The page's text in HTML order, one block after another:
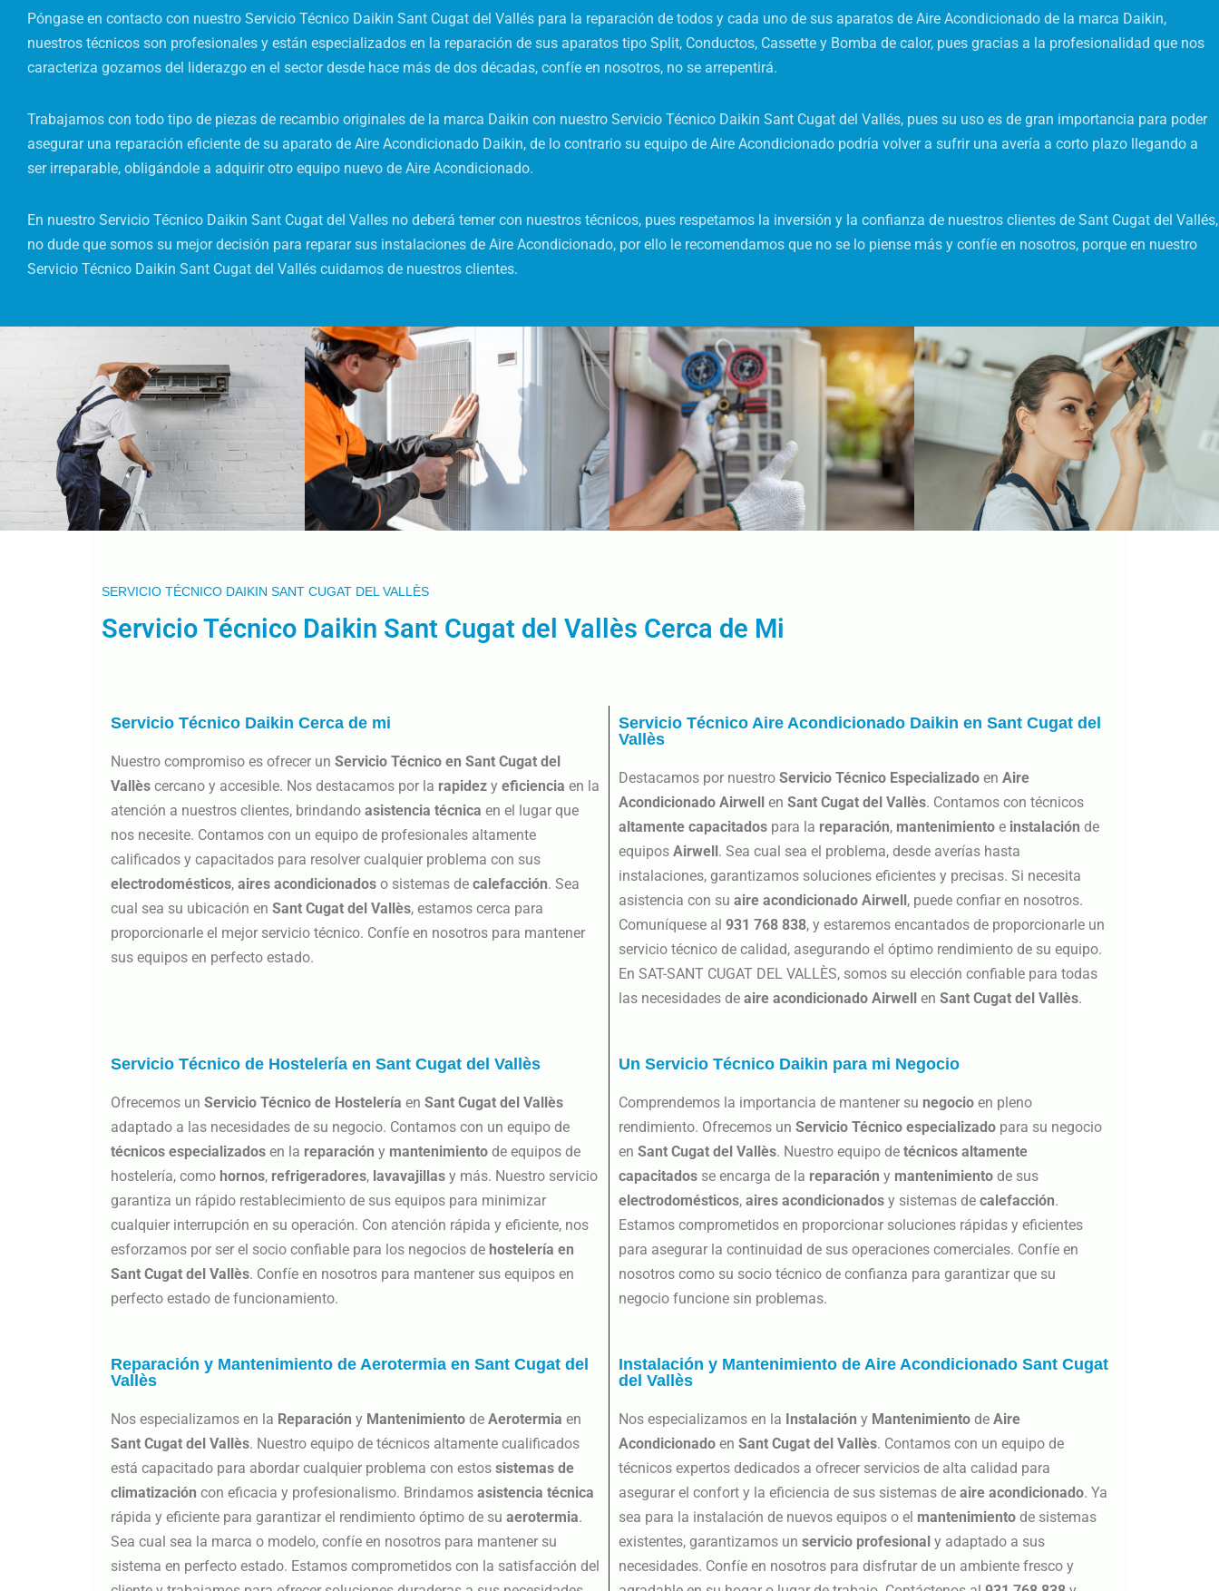
Póngase en contacto con nuestro Servicio Técnico Daikin Sant Cugat del Vallés para la reparación de todos y cada uno de sus aparatos de Aire Acondicionado de la marca Daikin,
nuestros técnicos son profesionales y están especializados en la reparación de sus aparatos tipo Split, Conductos, Cassette y Bomba de calor, pues gracias a la profesionalidad que nos
caracteriza gozamos del liderazgo en el sector desde hace más de dos décadas, confíe en nosotros, no se arrepentirá.
Trabajamos con todo tipo de piezas de recambio originales de la marca Daikin con nuestro Servicio Técnico Daikin Sant Cugat del Vallés, pues su uso es de gran importancia para poder
asegurar una reparación eficiente de su aparato de Aire Acondicionado Daikin, de lo contrario su equipo de Aire Acondicionado podría volver a sufrir una avería a corto plazo llegando a
ser irreparable, obligándole a adquirir otro equipo nuevo de Aire Acondicionado.
En nuestro Servicio Técnico Daikin Sant Cugat del Valles no deberá temer con nuestros técnicos, pues respetamos la inversión y la confianza de nuestros clientes de Sant Cugat del Vallés,
no dude que somos su mejor decisión para reparar sus instalaciones de Aire Acondicionado, por ello le recomendamos que no se lo piense más y confíe en nosotros, porque en nuestro
Servicio Técnico Daikin Sant Cugat del Vallés cuidamos de nuestros clientes.
SERVICIO TÉCNICO DAIKIN SANT CUGAT DEL VALLÈS
Servicio Técnico Daikin Sant Cugat del Vallès Cerca de Mi
Servicio Técnico Daikin Cerca de mi
Nuestro compromiso es ofrecer un Servicio Técnico en Sant Cugat del
Vallès cercano y accesible. Nos destacamos por la rapidez y eficiencia en la
atención a nuestros clientes, brindando asistencia técnica en el lugar que
nos necesite. Contamos con un equipo de profesionales altamente
calificados y capacitados para resolver cualquier problema con sus
electrodomésticos, aires acondicionados o sistemas de calefacción. Sea
cual sea su ubicación en Sant Cugat del Vallès, estamos cerca para
proporcionarle el mejor servicio técnico. Confíe en nosotros para mantener
sus equipos en perfecto estado.
Servicio Técnico Aire Acondicionado Daikin en Sant Cugat del
Vallès
Destacamos por nuestro Servicio Técnico Especializado en Aire
Acondicionado Airwell en Sant Cugat del Vallès. Contamos con técnicos
altamente capacitados para la reparación, mantenimiento e instalación de
equipos Airwell. Sea cual sea el problema, desde averías hasta
instalaciones, garantizamos soluciones eficientes y precisas. Si necesita
asistencia con su aire acondicionado Airwell, puede confiar en nosotros.
Comuníquese al 931 768 838, y estaremos encantados de proporcionarle un
servicio técnico de calidad, asegurando el óptimo rendimiento de su equipo.
En SAT-SANT CUGAT DEL VALLÈS, somos su elección confiable para todas
las necesidades de aire acondicionado Airwell en Sant Cugat del Vallès.
Servicio Técnico de Hostelería en Sant Cugat del Vallès
Ofrecemos un Servicio Técnico de Hostelería en Sant Cugat del Vallès
adaptado a las necesidades de su negocio. Contamos con un equipo de
técnicos especializados en la reparación y mantenimiento de equipos de
hostelería, como hornos, refrigeradores, lavavajillas y más. Nuestro servicio
garantiza un rápido restablecimiento de sus equipos para minimizar
cualquier interrupción en su operación. Con atención rápida y eficiente, nos
esforzamos por ser el socio confiable para los negocios de hostelería en
Sant Cugat del Vallès. Confíe en nosotros para mantener sus equipos en
perfecto estado de funcionamiento.
Un Servicio Técnico Daikin para mi Negocio
Comprendemos la importancia de mantener su negocio en pleno
rendimiento. Ofrecemos un Servicio Técnico especializado para su negocio
en Sant Cugat del Vallès. Nuestro equipo de técnicos altamente
capacitados se encarga de la reparación y mantenimiento de sus
electrodomésticos, aires acondicionados y sistemas de calefacción.
Estamos comprometidos en proporcionar soluciones rápidas y eficientes
para asegurar la continuidad de sus operaciones comerciales. Confíe en
nosotros como su socio técnico de confianza para garantizar que su
negocio funcione sin problemas.
Reparación y Mantenimiento de Aerotermia en Sant Cugat del
Vallès
Nos especializamos en la Reparación y Mantenimiento de Aerotermia en
Sant Cugat del Vallès. Nuestro equipo de técnicos altamente cualificados
está capacitado para abordar cualquier problema con estos sistemas de
climatización con eficacia y profesionalismo. Brindamos asistencia técnica
rápida y eficiente para garantizar el rendimiento óptimo de su aerotermia.
Sea cual sea la marca o modelo, confíe en nosotros para mantener su
sistema en perfecto estado. Estamos comprometidos con la satisfacción del
Instalación y Mantenimiento de Aire Acondicionado Sant Cugat
del Vallès
Nos especializamos en la Instalación y Mantenimiento de Aire
Acondicionado en Sant Cugat del Vallès. Contamos con un equipo de
técnicos expertos dedicados a ofrecer servicios de alta calidad para
asegurar el confort y la eficiencia de sus sistemas de aire acondicionado. Ya
sea para la instalación de nuevos equipos o el mantenimiento de sistemas
existentes, garantizamos un servicio profesional y adaptado a sus
necesidades. Confíe en nosotros para disfrutar de un ambiente fresco y